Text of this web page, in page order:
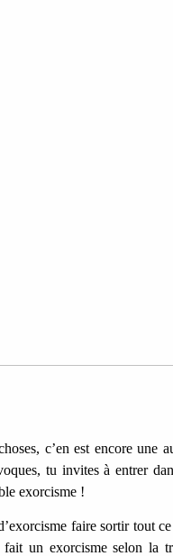
c’en est encore une
tu invites à entrer
exorcisme !
faire sortir tout
un exorcisme selon la